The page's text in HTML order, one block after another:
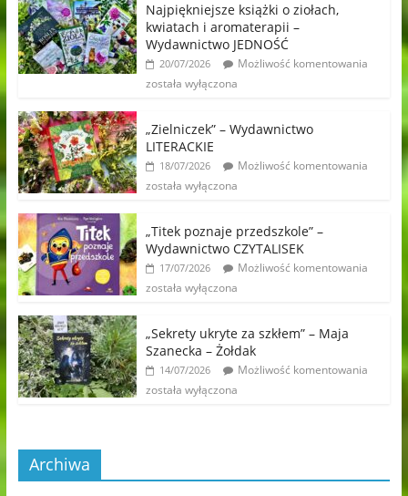
Najpiękniejsze książki o ziołach,
kwiatach i aromaterapii –
Wydawnictwo JEDNOŚĆ
20/07/2026
Możliwość komentowania
została wyłączona
„Zielniczek” – Wydawnictwo
LITERACKIE
18/07/2026
Możliwość komentowania
została wyłączona
„Titek poznaje przedszkole” –
Wydawnictwo CZYTALISEK
17/07/2026
Możliwość komentowania
została wyłączona
„Sekrety ukryte za szkłem” – Maja
Szanecka – Żołdak
14/07/2026
Możliwość komentowania
została wyłączona
Archiwa